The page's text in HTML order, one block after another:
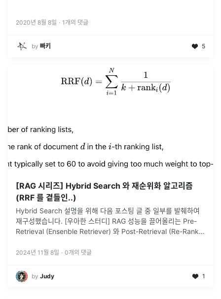
2020년 8월 8일 · 1 개의 댓글
by 빠키 5
[RAG 시리즈] Hybrid Search 와 재순위화 알고리즘
(RRF 를 곁들인..)
Hybrid Search 설명을 위해 다음 포스팅 글 중 일부를 발췌하여
재구성했습니다. [우아한 스터디] RAG 성능을 끌어올리는 Pre-
Retrieval (Ensenble Retriever) 와 Post-Retrieval (Re-Rank)
2024년 11월 8일 · 0개의 댓글
by Judy 1